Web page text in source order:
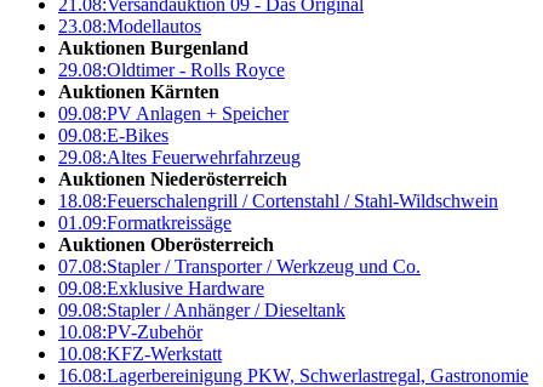
21.08:Versandauktion 09 - Das Original
23.08:Modellautos
Auktionen Burgenland
29.08:Oldtimer - Rolls Royce
Auktionen Kärnten
09.08:PV Anlagen + Speicher
09.08:E-Bikes
29.08:Altes Feuerwehrfahrzeug
Auktionen Niederösterreich
18.08:Feuerschalengrill / Cortenstahl / Stahl-Wildschwein
01.09:Formatkreissäge
Auktionen Oberösterreich
07.08:Stapler / Transporter / Werkzeug und Co.
09.08:Exklusive Hardware
09.08:Stapler / Anhänger / Dieseltank
10.08:PV-Zubehör
10.08:KFZ-Werkstatt
16.08:Lagerbereinigung PKW, Schwerlastregal, Gastronomie